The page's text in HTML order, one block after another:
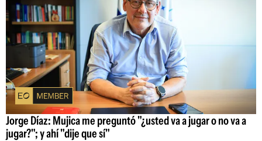
Jorge Díaz: Mujica me preguntó "¿usted va a jugar o no va a
jugar?"; y ahí "dije que sí"